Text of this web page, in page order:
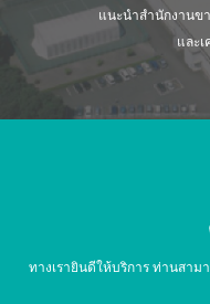
แนะนำสำนักงานข
และ
ทางเรายินดีให้บริการ ท่านสา